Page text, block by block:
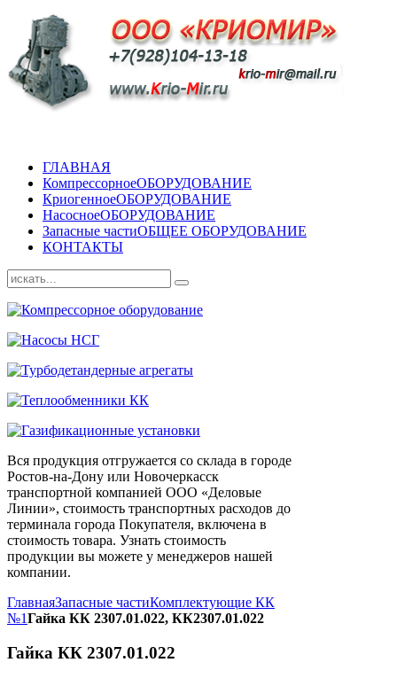
ГЛАВНАЯ
КомпрессорноеОБОРУДОВАНИЕ
КриогенноеОБОРУДОВАНИЕ
НасосноеОБОРУДОВАНИЕ
Запасные частиОБЩЕЕ ОБОРУДОВАНИЕ
КОНТАКТЫ
Вся продукция отгружается со склада в городе
Ростов-на-Дону или Новочеркасск
транспортной компанией ООО «Деловые
Линии», стоимость транспортных расходов до
терминала города Покупателя, включена в
стоимость товара. Узнать стоимость
продукции вы можете у менеджеров нашей
компании.
ГлавнаяЗапасные частиКомплектующие КК
№1Гайка КК 2307.01.022, КК2307.01.022
Гайка КК 2307.01.022